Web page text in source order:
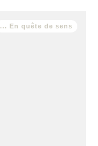
... En quête de sens